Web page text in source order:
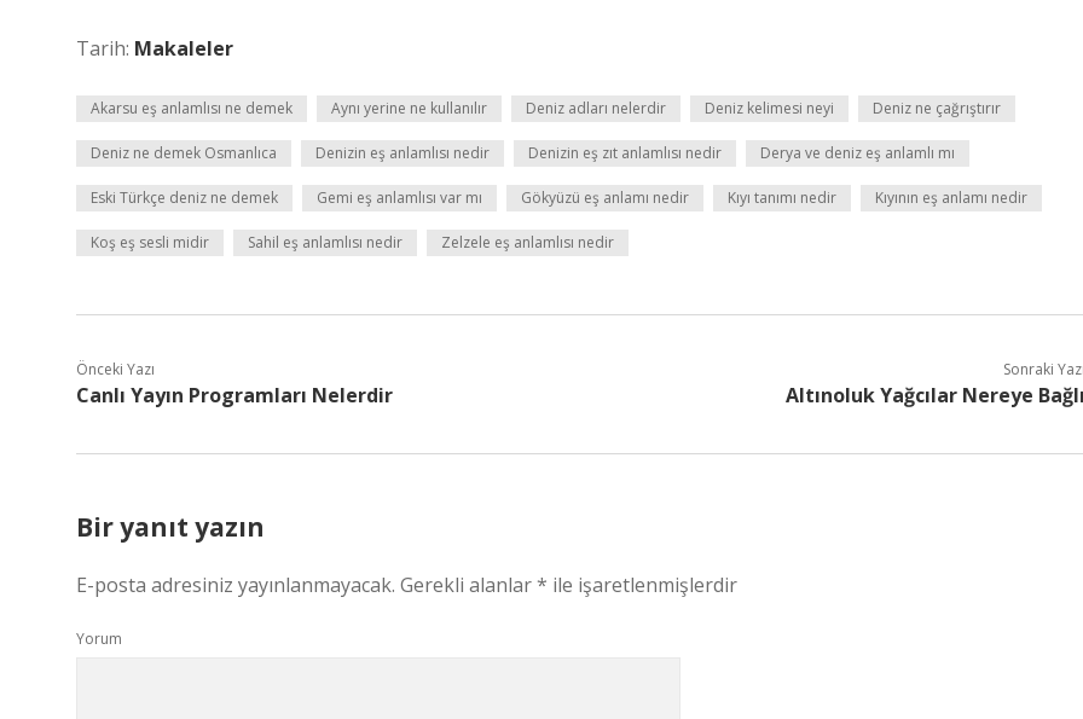
Tarih: Makaleler
Akarsu eş anlamlısı ne demek Aynı yerine ne kullanılır Deniz adları nelerdir Deniz kelimesi neyi Deniz ne çağrıştırır
Deniz ne demek Osmanlıca Denizin eş anlamlısı nedir Denizin eş zıt anlamlısı nedir Derya ve deniz eş anlamlı mı
Eski Türkçe deniz ne demek Gemi eş anlamlısı var mı Gökyüzü eş anlamı nedir Kıyı tanımı nedir Kıyının eş anlamı nedir
Koş eş sesli midir Sahil eş anlamlısı nedir Zelzele eş anlamlısı nedir
Önceki Yazı
Canlı Yayın Programları Nelerdir
Sonraki
Altınoluk Yağcılar Nereye
Bir yanıt yazın
E-posta adresiniz yayınlanmayacak. Gerekli alanlar* ile işaretlenmişlerdir
Yorum